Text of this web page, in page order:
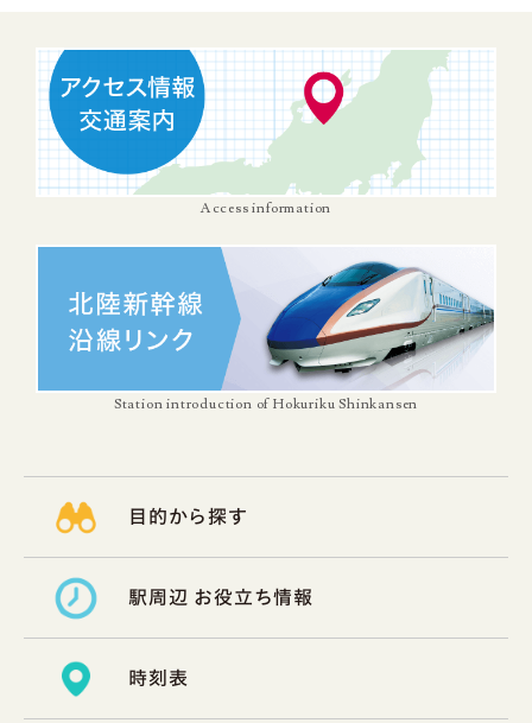
Access information
Station introduction of Hokuriku Shinkansen
目的から探す
駅周辺 お役立ち情報
時刻表